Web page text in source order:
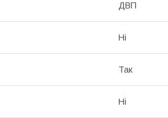
ДВП
Ні
Так
Ні